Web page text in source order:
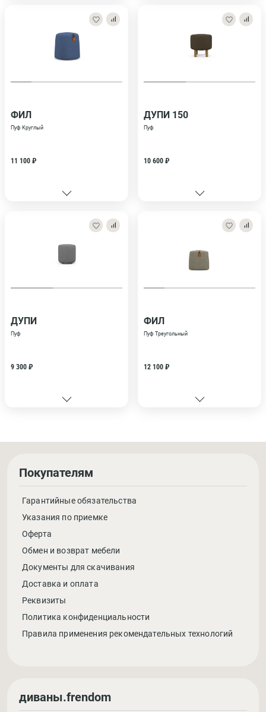
ФИЛ
Пуф Круглый
11 100 ₽
ДУПИ 150
Пуф
10 600 ₽
ДУПИ
Пуф
9 300 ₽
ФИЛ
Пуф Треугольный
12 100 ₽
Покупателям
Гарантийные обязательства
Указания по приемке
Оферта
Обмен и возврат мебели
Документы для скачивания
Доставка и оплата
Реквизиты
Политика конфиденциальности
Правила применения рекомендательных технологий
диваны.frendom